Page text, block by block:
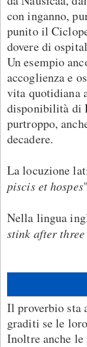
con inganno,
punito il
dovere di
Un esempio
accoglienza e
vita quotidiana
disponibilità di
purtroppo,
decadere.
La locuzione
piscis et hospes
Nella lingua
stink after three
Il proverbio sta
graditi se le
Inoltre anche le